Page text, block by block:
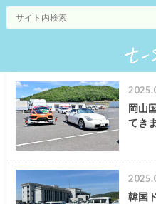
岡山
てき
韓国